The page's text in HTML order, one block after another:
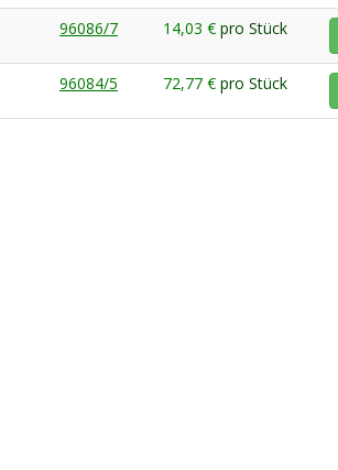
96086/7 14,03 € pro Stück
96084/5 72,77 € pro Stück